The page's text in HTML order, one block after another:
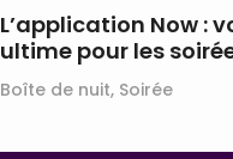
L’application Now :
ultime pour les
Boîte de nuit, Soirée